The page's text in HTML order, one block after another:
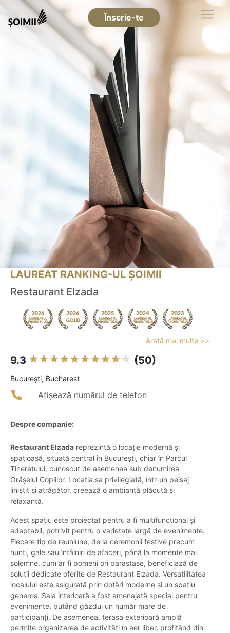
Înscrie-te
LAUREAT RANKING-UL ȘOIMII
Restaurant Elzada
Arată mai multe >>
9.3 (50)
Bucureşti, Bucharest
Afișează numărul de telefon
Despre companie:
Restaurant Elzada reprezintă o locație modernă și
spațioasă, situată central în București, chiar în Parcul
Tineretului, cunoscut de asemenea sub denumirea
Orășelul Copiilor. Locația sa privilegiată, într-un peisaj
liniștit și atrăgător, creează o ambianță plăcută și
relaxantă.
Acest spațiu este proiectat pentru a fi multifuncțional și
adaptabil, potrivit pentru o varietate largă de evenimente.
Fiecare tip de reuniune, de la ceremonii festive precum
nunți, gale sau întâlniri de afaceri, până la momente mai
solemne, cum ar fi pomeni ori parastase, beneficiază de
soluții dedicate oferite de Restaurant Elzada. Versatilitatea
localului este asigurată prin dotări moderne și un spațiu
generos. Sala interioară a fost amenajată special pentru
evenimente, putând găzdui un număr mare de
participanți. De asemenea, terasa exterioară amplă
permite organizarea de activități în aer liber, profitând din